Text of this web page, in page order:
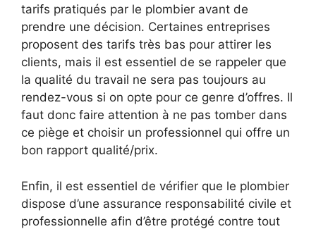
tarifs pratiqués par le plombier avant de
prendre une décision. Certaines entreprises
proposent des tarifs très bas pour attirer les
clients, mais il est essentiel de se rappeler que
la qualité du travail ne sera pas toujours au
rendez-vous si on opte pour ce genre d’offres. Il
faut donc faire attention à ne pas tomber dans
ce piège et choisir un professionnel qui offre un
bon rapport qualité/prix.
Enfin, il est essentiel de vérifier que le plombier
dispose d’une assurance responsabilité civile et
professionnelle afin d’être protégé contre tout